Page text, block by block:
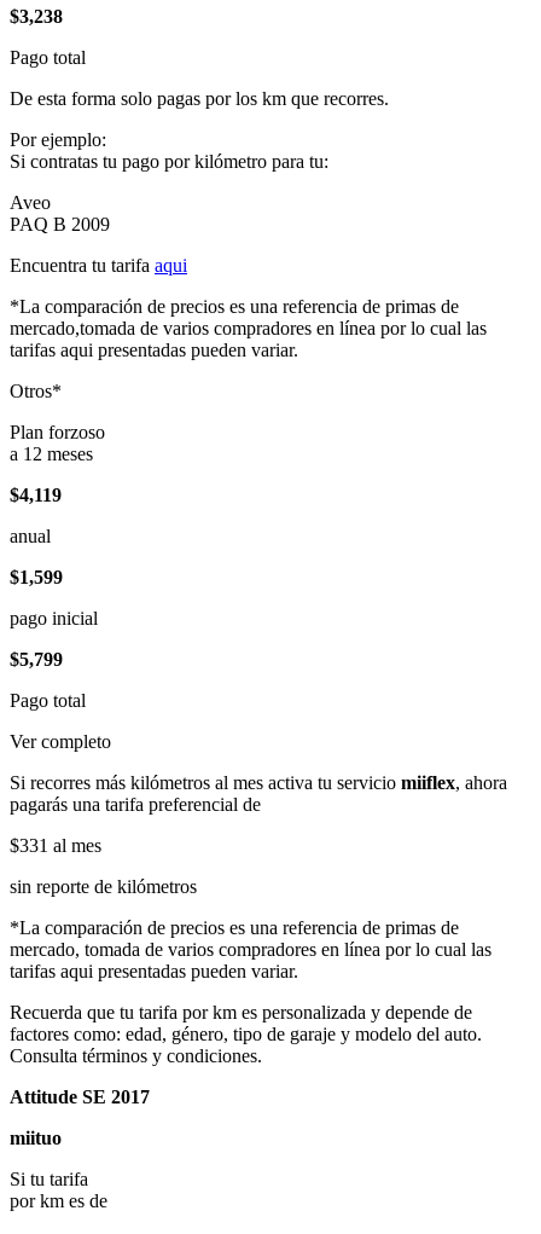
$3,238
Pago total
De esta forma solo pagas por los km que recorres.
Por ejemplo:
Si contratas tu pago por kilómetro para tu:
Aveo
PAQ B 2009
Encuentra tu tarifa aqui
*La comparación de precios es una referencia de primas de
mercado,tomada de varios compradores en línea por lo cual las
tarifas aqui presentadas pueden variar.
Otros*
Plan forzoso
a 12 meses
$4,119
anual
$1,599
pago inicial
$5,799
Pago total
Ver completo
Si recorres más kilómetros al mes activa tu servicio miiflex, ahora
pagarás una tarifa preferencial de
$331 al mes
sin reporte de kilómetros
*La comparación de precios es una referencia de primas de
mercado, tomada de varios compradores en línea por lo cual las
tarifas aqui presentadas pueden variar.
Recuerda que tu tarifa por km es personalizada y depende de
factores como: edad, género, tipo de garaje y modelo del auto.
Consulta términos y condiciones.
Attitude SE 2017
miituo
Si tu tarifa
por km es de